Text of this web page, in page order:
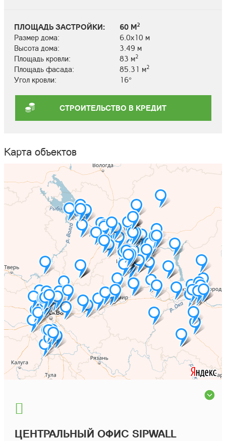
ПЛОЩАДЬ ЗАСТРОЙКИ: 60 М2
Размер дома:
6.0х10 м
Высота дома:
3.49 м
Площадь кровли:
83 м2
Площадь фасада: 85.31 м2
Угол кровли: 16°
СТРОИТЕЛЬСТВО В КРЕДИТ
Карта объектов
ЦЕНТРАЛЬНЫЙ ОФИС SIPWALL